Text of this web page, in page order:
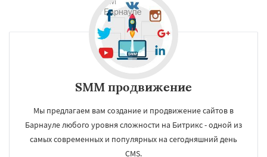
SMM продвижение
Мы предлагаем вам создание и продвижение сайтов в
Барнауле любого уровня сложности на Битрикс - одной из
самых современных и популярных на сегодняшний день
CMS.